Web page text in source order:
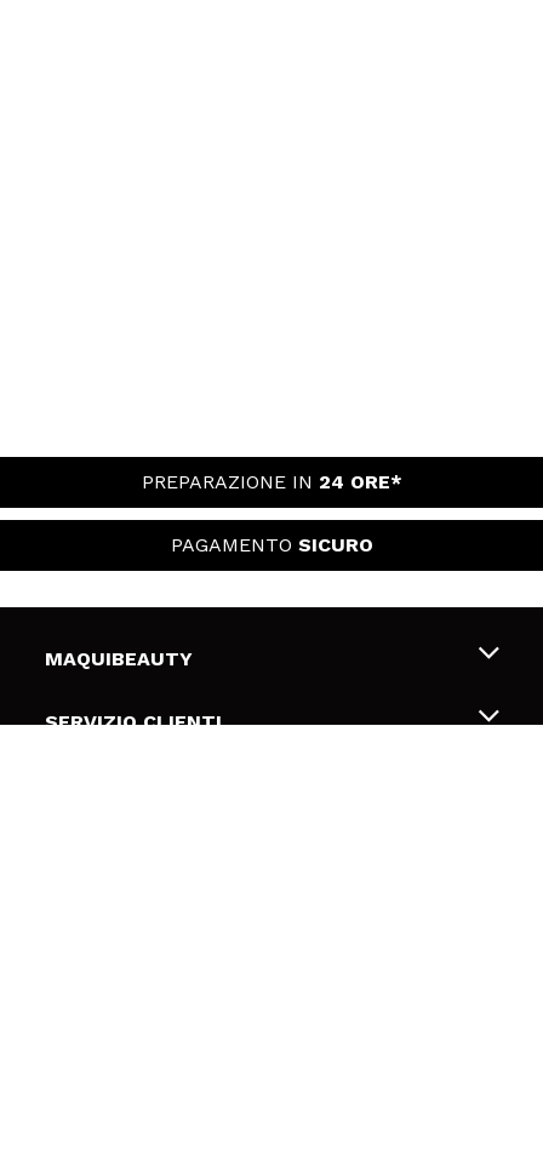
PREPARAZIONE IN 24 ORE*
PAGAMENTO SICURO
MAQUIBEAUTY
Chi siamo
SERVIZIO CLIENTI